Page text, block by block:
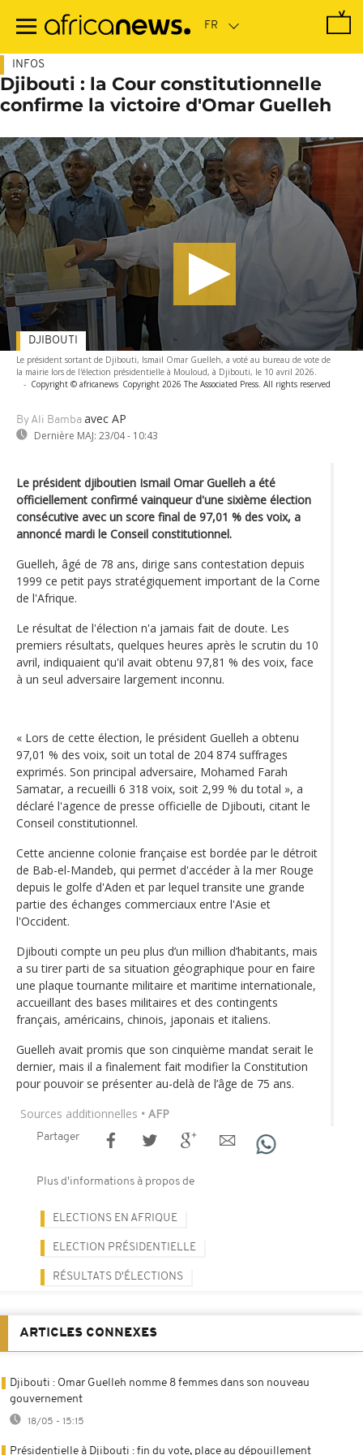
contenu
INFOS
Djibouti : la Cour constitutionnelle
confirme la victoire d'Omar Guelleh
Le président sortant de Djibouti, Ismail Omar Guelleh, a voté au bureau de vote de
la mairie lors de l'élection présidentielle à Mouloud, à Djibouti, le 10 avril 2026.
- Copyright © africanews Copyright 2026 The Associated Press. All rights reserved
By Ali Bamba avec AP
Dernière MAJ: 23/04 - 10:43
DJIBOUTI
Le président djiboutien Ismail Omar Guelleh a été
officiellement confirmé vainqueur d'une sixième élection
consécutive avec un score final de 97,01 % des voix, a
annoncé mardi le Conseil constitutionnel.
Guelleh, âgé de 78 ans, dirige sans contestation depuis
1999 ce petit pays stratégiquement important de la Corne
de l'Afrique.
Le résultat de l'élection n'a jamais fait de doute. Les
premiers résultats, quelques heures après le scrutin du 10
avril, indiquaient qu'il avait obtenu 97,81 % des voix, face
à un seul adversaire largement inconnu.
« Lors de cette élection, le président Guelleh a obtenu
97,01 % des voix, soit un total de 204 874 suffrages
exprimés. Son principal adversaire, Mohamed Farah
Samatar, a recueilli 6 318 voix, soit 2,99 % du total », a
déclaré l'agence de presse officielle de Djibouti, citant le
Conseil constitutionnel.
Cette ancienne colonie française est bordée par le détroit
de Bab-el-Mandeb, qui permet d'accéder à la mer Rouge
depuis le golfe d'Aden et par lequel transite une grande
partie des échanges commerciaux entre l'Asie et
l'Occident.
Djibouti compte un peu plus d’un million d’habitants, mais
a su tirer parti de sa situation géographique pour en faire
une plaque tournante militaire et maritime internationale,
accueillant des bases militaires et des contingents
français, américains, chinois, japonais et italiens.
Guelleh avait promis que son cinquième mandat serait le
dernier, mais il a finalement fait modifier la Constitution
pour pouvoir se présenter au-delà de l’âge de 75 ans.
Sources additionnelles • AFP
Partager
Plus d'informations à propos de
ELECTIONS EN AFRIQUE
ELECTION PRÉSIDENTIELLE
RÉSULTATS D'ÉLECTIONS
ARTICLES CONNEXES
Djibouti : Omar Guelleh nomme 8 femmes dans son nouveau
gouvernement
18/05 - 15:15
Présidentielle à Djibouti : fin du vote, place au dépouillement